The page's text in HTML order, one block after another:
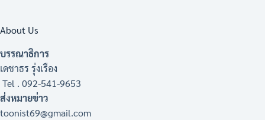
About Us
บรรณาธิการ
เดชาธร รุ่งเรือง
Tel . 092-541-9653
ส่งหมายข่าว
toonist69@gmail.com